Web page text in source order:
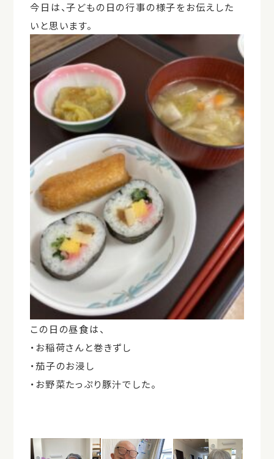
今日は、子どもの日の行事の様子をお伝えした
いと思います。
この日の昼食は、
・お稲荷さんと巻きずし
・茄子のお浸し
・お野菜たっぷり豚汁でした。